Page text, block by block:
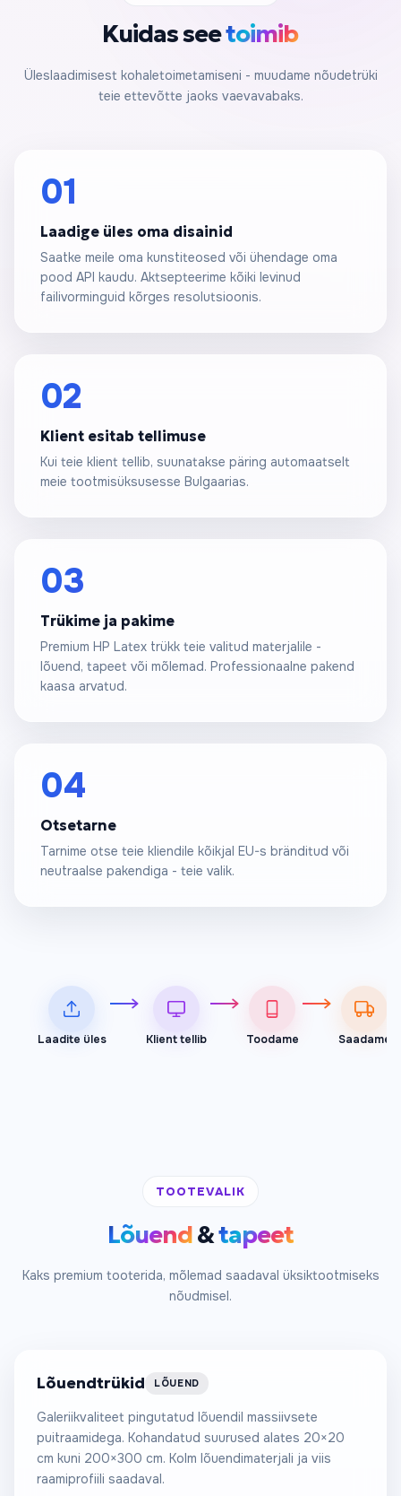
Kuidas seetoimib
Üleslaadimisest kohaletoimetamiseni - muudame nõudetrüki
teie ettevõtte jaoks vaevavabaks.
01
Laadige üles oma disainid
Saatke meile oma kunstiteosed või ühendage oma
pood API kaudu. Aktsepteerime kõiki levinud
failivorminguid kõrges resolutsioonis.
02
Klient esitab tellimuse
Kui teie klient tellib, suunatakse päring automaatselt
meie tootmisüksusesse Bulgaarias.
03
Trükime ja pakime
Premium HP Latex trükk teie valitud materjalile -
lõuend, tapeet või mõlemad. Professionaalne pakend
kaasa arvatud.
04
Otsetarne
Tarnime otse teie kliendile kõikjal EU-s bränditud või
neutraalse pakendiga - teie valik.
Laadite üles Klient tellib Toodame Saadame
TOOTEVALIK
Lõuend&tapeet
Kaks premium tooterida, mõlemad saadaval üksiktootmiseks
nõudmisel.
Alates 60 €
Lõuendtrükid LÕUEND
Galeriikvaliteet pingutatud lõuendil massiivsete
puitraamidega. Kohandatud suurused alates 20×20
cm kuni 200×300 cm. Kolm lõuendimaterjali ja viis
raamiprofiili saadaval.